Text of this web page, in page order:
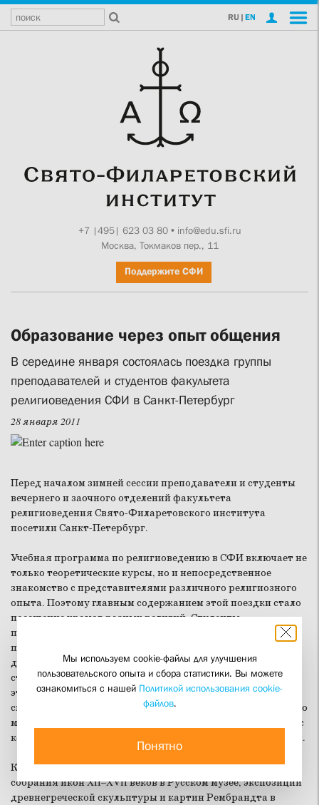
RU | EN
+7 |495| 623 03 80• info@edu.sfi.ru
Москва, Токмаков пер., 11
Поддержите СФИ
Образование через опыт общения
В середине января состоялась поездка группы
преподавателей и студентов факультета
религиоведения СФИ в Санкт-Петербург
28 января 2011
Перед началом зимней сессии преподаватели и студенты
вечернего и заочного отделений факультета
религиоведения Свято-Филаретовского института
посетили Санкт-Петербург.
Учебная программа по религиоведению в СФИ включает не
только теоретические курсы, но и непосредственное
знакомство с представителями различного религиозного
опыта. Поэтому главным содержанием этой поездки стало
посещение храмов разных религий. Студенты
познакомились не только с архитектурой и интерьером
православного храма, мечети, синагоги, буддийского
дацана, но и с членами их приходов. В общении с ними
студенты узнали о современной жизни представителей
этих религий, важной частью которой является
свидетельство о своей вере. Оказалось, что среди них много
молодежи, для которой внимание и доброжелательность, с
которыми их встретили, стали решающими в выборе веры.
Культурная программа поездки состояла из посещения
собрания икон XII–XVII веков в Русском музее, экспозиции
древнегреческой скульптуры и картин Рембрандта в
Мы используем cookie-файлы для улучшения
пользовательского опыта и сбора статистики. Вы можете
ознакомиться с нашей Политикой использования cookie-
файлов.
Понятно